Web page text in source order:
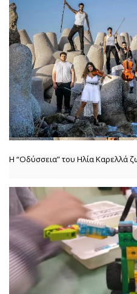
Η “Οδύσσεια” του Ηλία Καρελλά